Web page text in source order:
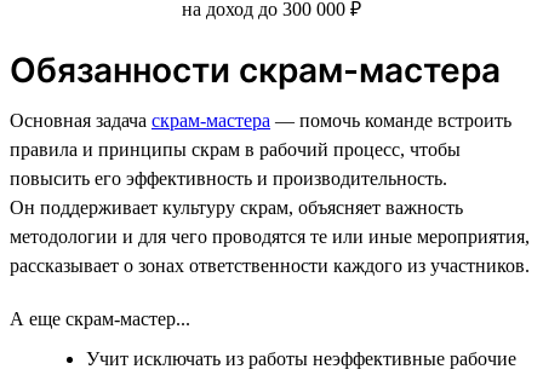
Обязанности скрам-мастера
Основная задача скрам-мастера — помочь команде встроить
правила и принципы скрам в рабочий процесс, чтобы
повысить его эффективность и производительность.
Он поддерживает культуру скрам, объясняет важность
методологии и для чего проводятся те или иные мероприятия,
рассказывает о зонах ответственности каждого из участников.
А еще скрам-мастер...
Учит исключать из работы неэффективные рабочие